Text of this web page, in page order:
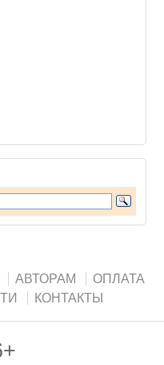
АВТОРАМ
ОПЛАТА
КОНТАКТЫ